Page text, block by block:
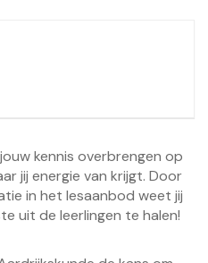
kennis overbrengen op
jij energie van krijgt. Door
in het lesaanbod weet jij
uit de leerlingen te halen!